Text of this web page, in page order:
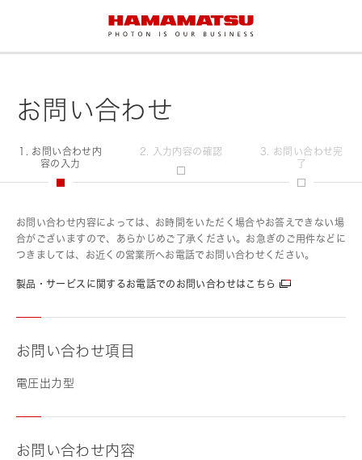
お問い合わせ
1. お問い合わせ内
容の入力
2. 入力内容の確認
3. お問い合わせ完
了
お問い合わせ内容によっては、お時間をいただく場合やお答えできない場
合がございますので、あらかじめご了承ください。お急ぎのご用件などに
つきましては、お近くの営業所へお電話でお問い合わせください。
製品・サービスに関するお電話でのお問い合わせはこちら
お問い合わせ項目
電圧出力型
お問い合わせ内容